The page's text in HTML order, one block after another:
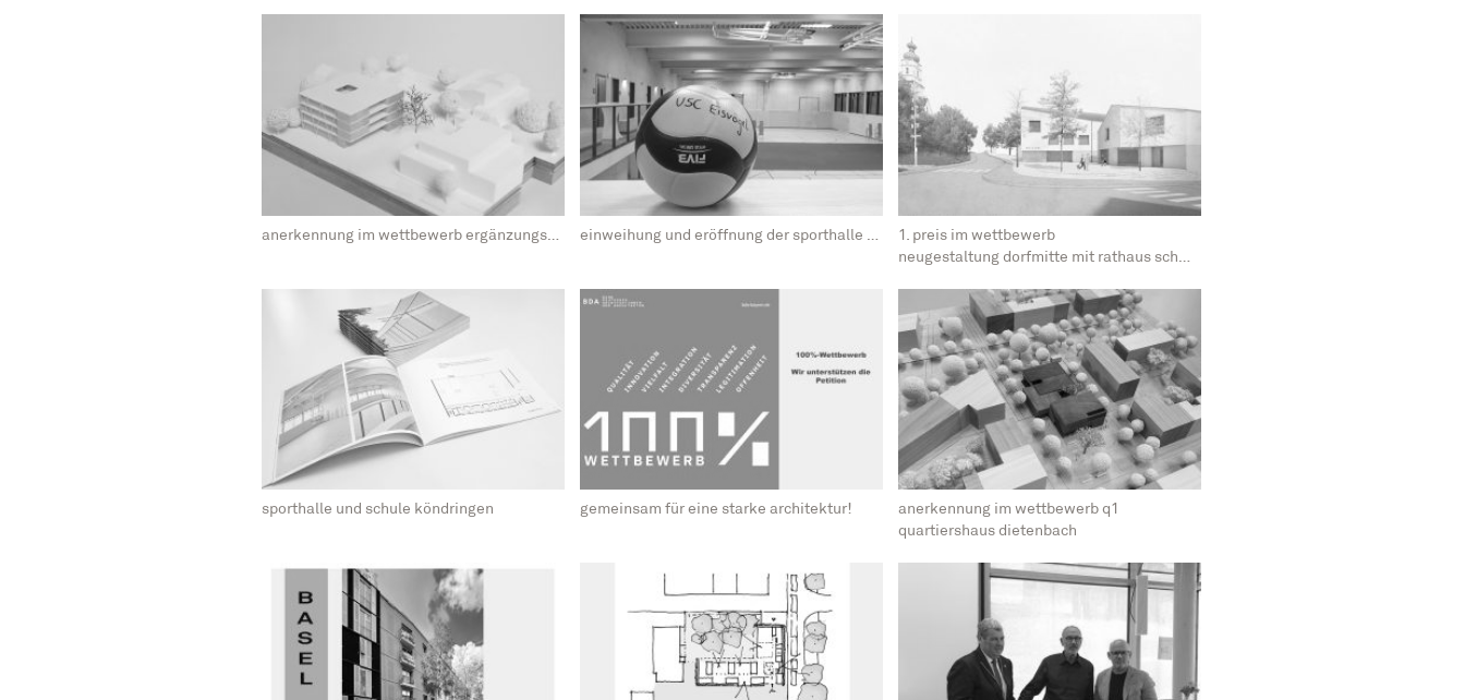
1. preis im wettbewerb
neugestaltung dorfmitte mit rathaus schweitenkirchen
sporthalle und schule köndringen gemeinsam für eine starke architektur! anerkennung im wettbewerb q1
quartiershaus dietenbach